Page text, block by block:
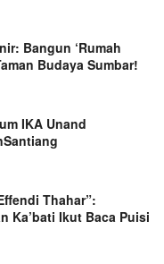
Bangun ‘Rumah
Budaya Sumbar!
IKA Unand
Thahar”:
Ka’bati Ikut Baca Puisi